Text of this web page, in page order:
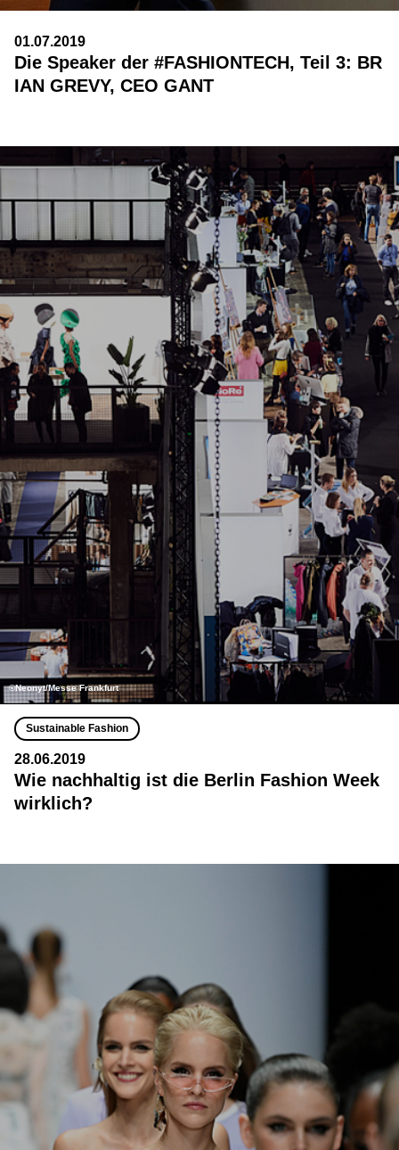
01.07.2019
Die Speaker der #FASHIONTECH, Teil 3: BR
IAN GREVY, CEO GANT
©Neonyt/Messe Frankfurt
Sustainable Fashion
28.06.2019
Wie nachhaltig ist die Berlin Fashion Week
wirklich?